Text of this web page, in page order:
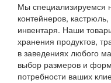
Мы специализируемся
контейнеров,
инвентаря. Наши
хранения продуктов,
в заведениях любого
выбор размеров и
потребности ваших